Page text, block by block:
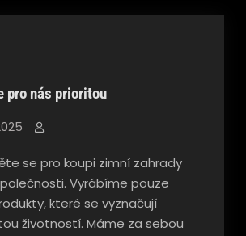
pro nás prioritou
se pro koupi zimní zahrady
Vyrábíme pouze
které se vyznačují
životností. Máme za sebou